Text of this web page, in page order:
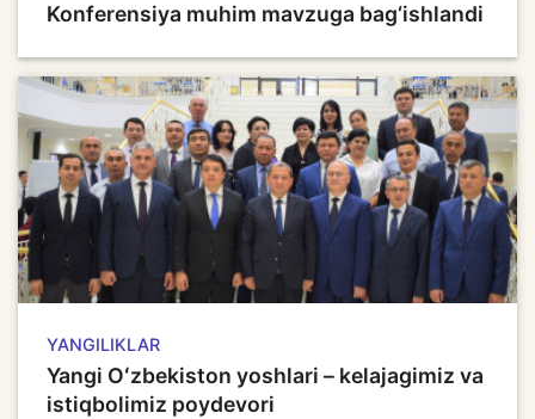
Konferensiya muhim mavzuga bag‘ishlandi
YANGILIKLAR
Yangi Oʻzbekiston yoshlari – kelajagimiz va
istiqbolimiz poydevori